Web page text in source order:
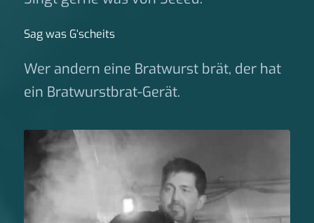
Sag was G‘scheits
Wer andern eine Bratwurst brät, der hat
ein Bratwurstbrat-Gerät.